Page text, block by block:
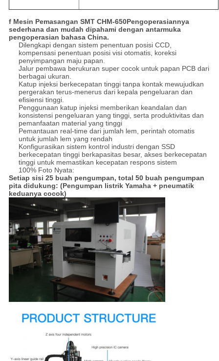
f Mesin Pemasangan SMT CHM-650Pengoperasiannya
sederhana dan mudah dipahami dengan antarmuka
pengoperasian bahasa China.
Dilengkapi dengan sistem penentuan posisi CCD,
kompensasi penentuan posisi visi otomatis, koreksi
penyimpangan maju papan.
Jalur pembawa berukuran super cocok untuk papan PCB dari
berbagai ukuran.
Katup injeksi berkecepatan tinggi tanpa kontak mewujudkan
pergerakan terus-menerus dari kepala pengeluaran dan
efisiensi tinggi.
Penggunaan katup injeksi memberikan keandalan dan
konsistensi pengeluaran yang tinggi, serta produktivitas dan
pemanfaatan material yang tinggi
Pemantauan real-time dari jumlah lem, perintah otomatis
untuk jumlah lem yang rendah
Konfigurasikan sistem kontrol industri dengan SSD
berkecepatan tinggi berkapasitas besar, akses berkecepatan
tinggi untuk memastikan kecepatan respons sistem
100% Foto Nyata:
Setiap sisi 25 buah pengumpan, total 50 buah pengumpan
pita didukung:​ (Pengumpan listrik Yamaha + pneumatik
keduanya cocok)